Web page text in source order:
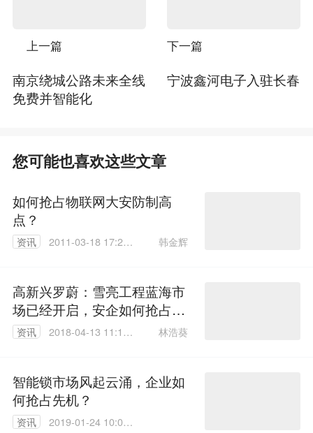
上一篇
南京绕城公路未来全线
免费并智能化
下一篇
宁波鑫河电子入驻长春
您可能也喜欢这些文章
如何抢占物联网大安防制高
点？
资讯
2011-03-18 17:22:
韩金辉
高新兴罗蔚：雪亮工程蓝海市
场已经开启，安企如何抢占市
场先机？
资讯
2018-04-13 11:15:
林浩葵
智能锁市场风起云涌，企业如
何抢占先机？
资讯
2019-01-24 10:06: